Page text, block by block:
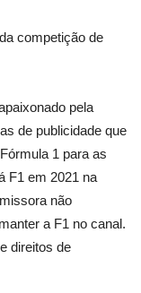
competição de
pela
de publicidade que
1 para as
F1 em 2021 na
não
a F1 no canal.
direitos de